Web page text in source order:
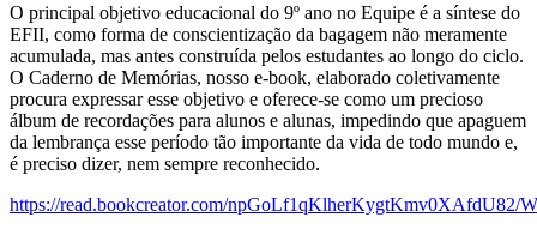
O principal objetivo educacional do 9º ano no Equipe é a síntese do
EFII, como forma de conscientização da bagagem não meramente
acumulada, mas antes construída pelos estudantes ao longo do ciclo.
O Caderno de Memórias, nosso e-book, elaborado coletivamente
procura expressar esse objetivo e oferece-se como um precioso
álbum de recordações para alunos e alunas, impedindo que apaguem
da lembrança esse período tão importante da vida de todo mundo e,
é preciso dizer, nem sempre reconhecido.
https://read.bookcreator.com/